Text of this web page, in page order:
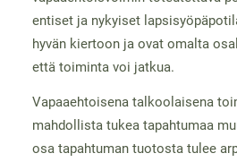
entiset ja nykyiset
hyvän kiertoon ja ovat omalta
että toiminta voi jatkua.
Vapaaehtoisena talkoolaisena
mahdollista tukea tapahtumaa
osa tapahtuman tuotosta tulee